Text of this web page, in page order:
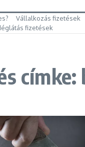
Vállalkozás fizetések
fizetések